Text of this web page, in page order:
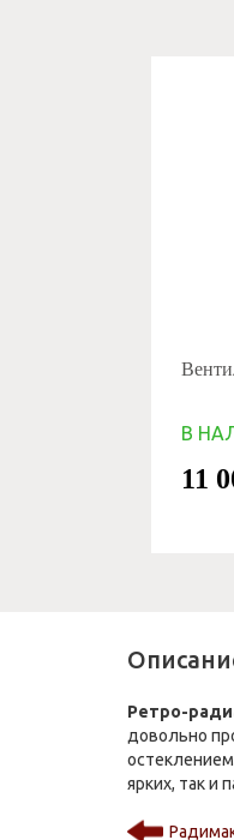
В
11
Ретро-
довольно
ярких, так и